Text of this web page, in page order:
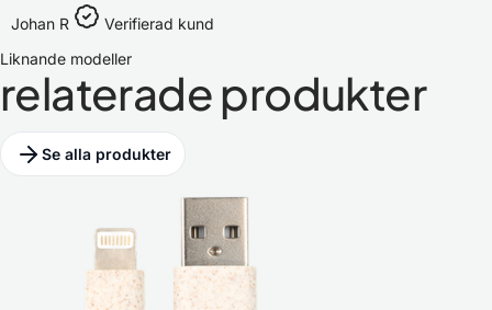
Johan R
Verifierad kund
Liknande modeller
relaterade produkter
Se alla produkter